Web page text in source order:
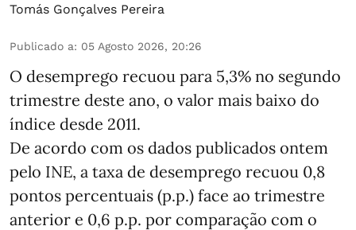
Tomás Gonçalves Pereira
Publicado a: 05 Agosto 2026, 20:26
O desemprego recuou para 5,3% no segundo
trimestre deste ano, o valor mais baixo do
índice desde 2011.
De acordo com os dados publicados ontem
pelo INE, a taxa de desemprego recuou 0,8
pontos percentuais (p.p.) face ao trimestre
anterior e 0,6 p.p. por comparação com o